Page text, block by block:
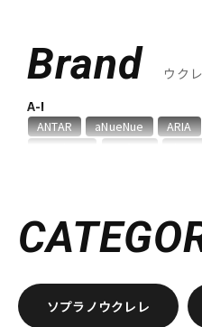
キーボード
DJ機器
Brand ウク
A-I
ANTAR aNueNue ARIA
S-Y
他
SAKURA UKULELE G-LABO
ソプラノウクレレ